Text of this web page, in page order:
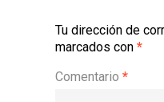
Tu dirección de
marcados con *
Comentario *